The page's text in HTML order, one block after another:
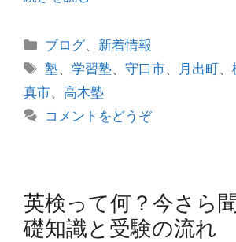
カ
テ
リ
ー
ブログ、 新着情報
タ
グ
塾、学習塾、守口市、 月出町、
真市、 高木塾
コメントをどうぞ
英検って何？今さら
礎知識と受験の流れ